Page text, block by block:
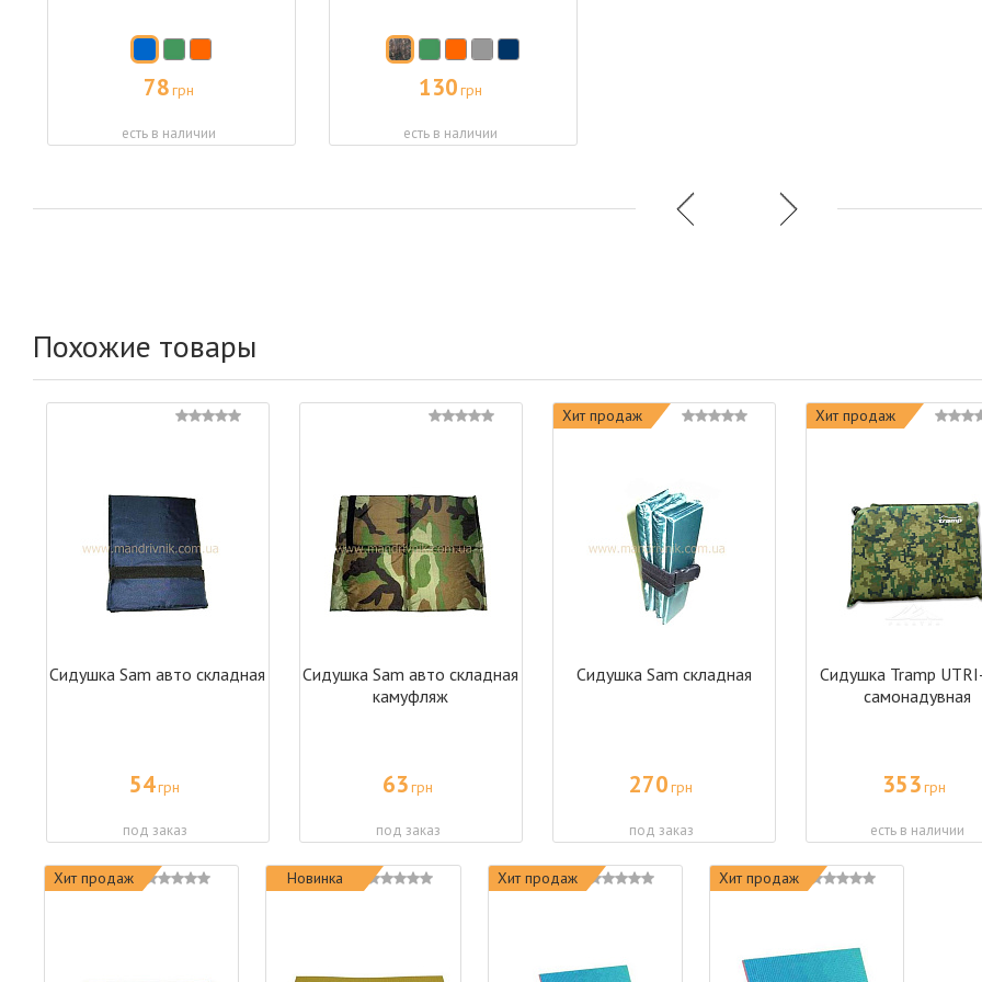
78грн
есть в наличии
130грн
есть в наличии
Похожие товары
Сидушка Sam авто складная
54грн
под заказ
Сидушка Sam авто складная
камуфляж
63грн
под заказ
Хит продаж
Сидушка Sam складная
270грн
под заказ
Хит продаж
Сидушка Tramp
самонадувная
353грн
есть в наличии
Хит продаж Новинка Хит продаж Хит продаж